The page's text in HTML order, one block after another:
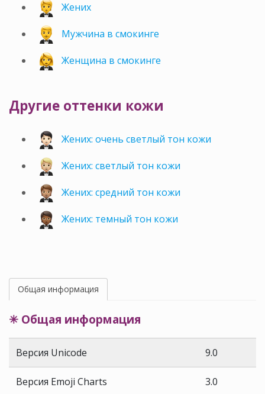
Жених
Мужчина в смокинге
Женщина в смокинге
Другие оттенки кожи
Жених: очень светлый тон кожи
Жених: светлый тон кожи
Жених: средний тон кожи
Жених: темный тон кожи
Общая информация
✳ Общая информация
Версия Unicode 9.0
Версия Emoji Charts 3.0